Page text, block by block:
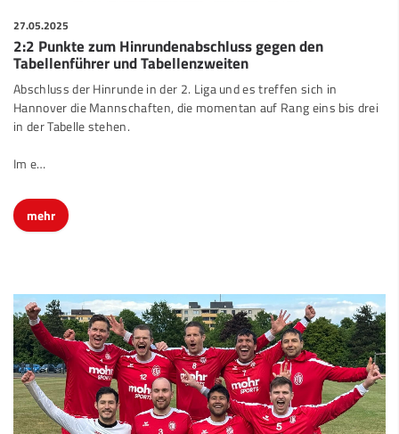
27.05.2025
2:2 Punkte zum Hinrundenabschluss gegen den
Tabellenführer und Tabellenzweiten
Abschluss der Hinrunde in der 2. Liga und es treffen sich in
Hannover die Mannschaften, die momentan auf Rang eins bis drei
in der Tabelle stehen.
Im e…
mehr